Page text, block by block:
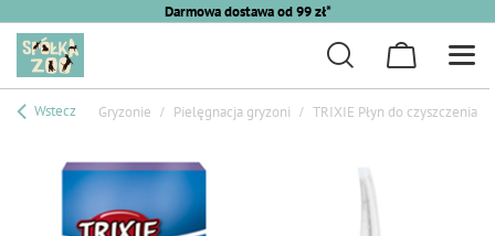
Darmowa dostawa od 99 zł*
Wstecz Gryzonie Pielęgnacja gryzoni TRIXIE Płyn do czyszczenia